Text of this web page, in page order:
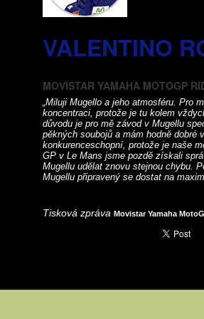
VALENTINO
MOVISTAR YAMAHA MOTOGP
„Miluji Mugello a jeho atmosféru. Pro
koncentraci, protože je tu kolem
důvodu je pro mě závod v Mugellu
pěkných soubojů a mám hodně
konkurenceschopní, protože je naše
GP v Le Mans jsme pozdě získali
Mugellu udělat znovu stejnou chybu.
Mugellu připravený se dostat na
Tisková zpráva Movistar Yamaha